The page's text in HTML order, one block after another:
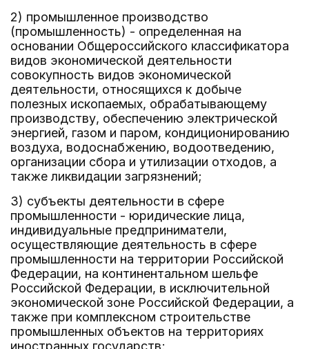
2) промышленное производство
(промышленность) - определенная на
основании Общероссийского классификатора
видов экономической деятельности
совокупность видов экономической
деятельности, относящихся к добыче
полезных ископаемых, обрабатывающему
производству, обеспечению электрической
энергией, газом и паром, кондиционированию
воздуха, водоснабжению, водоотведению,
организации сбора и утилизации отходов, а
также ликвидации загрязнений;
3) субъекты деятельности в сфере
промышленности - юридические лица,
индивидуальные предприниматели,
осуществляющие деятельность в сфере
промышленности на территории Российской
Федерации, на континентальном шельфе
Российской Федерации, в исключительной
экономической зоне Российской Федерации, а
также при комплексном строительстве
промышленных объектов на территориях
иностранных государств;